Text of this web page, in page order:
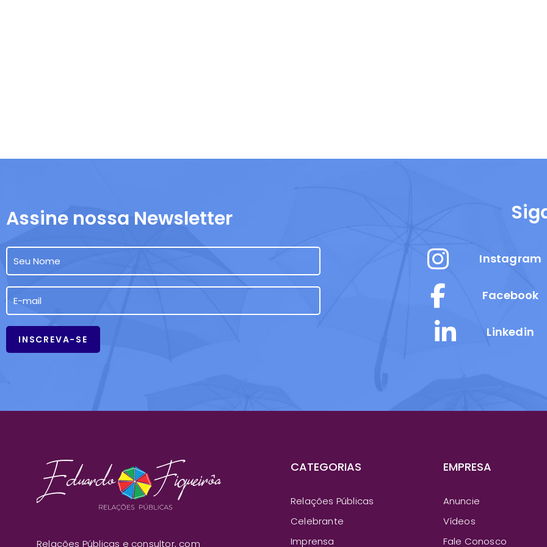
Assine nossa Newsletter
Instagram
Facebook
Linkedin
Relações Públicas e consultor, com
CATEGORIAS
Relações Públicas
Celebrante
Imprensa
EMPRESA
Anuncie
Vídeos
Fale Conosco